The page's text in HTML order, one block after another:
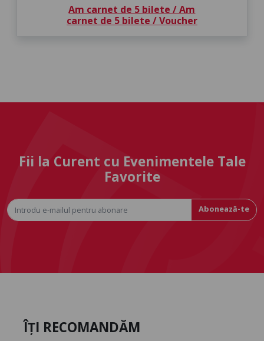
Am carnet de 5 bilete / Am
carnet de 5 bilete / Voucher
Fii la Curent cu Evenimentele Tale
Favorite
Abonează-te
ÎȚI RECOMANDĂM